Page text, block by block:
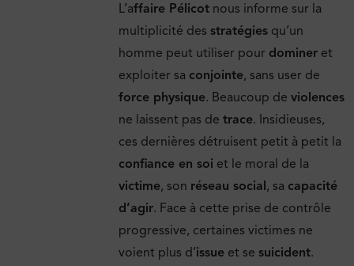
L’affaire Pélicot nous informe sur la
multiplicité des stratégies qu’un
homme peut utiliser pour dominer et
exploiter sa conjointe, sans user de
force physique. Beaucoup de violences
ne laissent pas de trace. Insidieuses,
ces dernières détruisent petit à petit la
confiance en soi et le moral de la
victime, son réseau social, sa capacité
d’agir. Face à cette prise de contrôle
progressive, certaines victimes ne
voient plus d’issue et se suicident.